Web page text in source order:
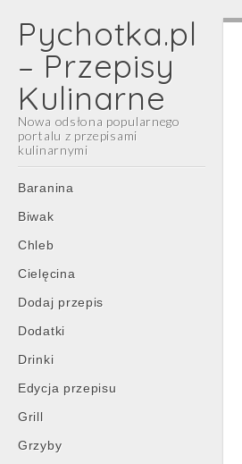
Pychotka.pl
– Przepisy
Kulinarne
Nowa odsłona popularnego
portalu z przepisami
kulinarnymi
Main
menu
Skip
content
Baranina
Biwak
Chleb
Cielęcina
Dodaj przepis
Dodatki
Drinki
Edycja przepisu
Grill
Grzyby